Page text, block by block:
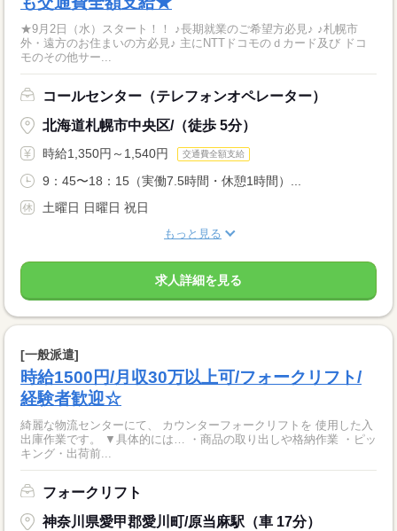
★9月2日（水）スタート！！ ♪長期就業のご希望方必見♪ ♪札幌市
外・遠方のお住まいの方必見♪ 主にNTTドコモのｄカード及び ドコ
モのその他サー...
コールセンター（テレフォンオペレーター）
北海道札幌市中央区/（徒歩 5分）
時給1,350円～1,540円 交通費全額支給
9：45〜18：15（実働7.5時間・休憩1時間）...
土曜日 日曜日 祝日
もっと見る
求人詳細を見る
[一般派遣]
時給1500円/月収30万以上可/フォークリフト/
経験者歓迎☆
綺麗な物流センターにて、 カウンターフォークリフトを 使用した入
出庫作業です。 ▼具体的には… ・商品の取り出しや格納作業 ・ピッ
キング・出荷前...
フォークリフト
神奈川県愛甲郡愛川町/原当麻駅（車 17分）